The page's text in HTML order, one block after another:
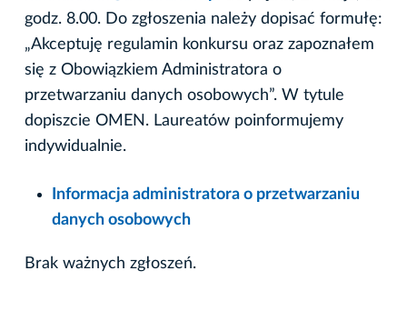
godz. 8.00. Do zgłoszenia należy dopisać formułę:
„Akceptuję regulamin konkursu oraz zapoznałem
się z Obowiązkiem Administratora o
przetwarzaniu danych osobowych”. W tytule
dopiszcie OMEN. Laureatów poinformujemy
indywidualnie.
Informacja administratora o przetwarzaniu
danych osobowych
Brak ważnych zgłoszeń.